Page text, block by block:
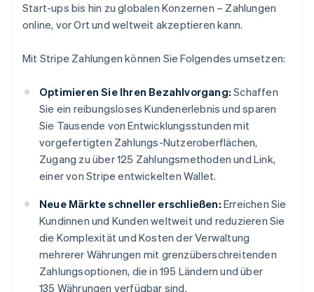
Start-ups bis hin zu globalen Konzernen – Zahlungen
online, vor Ort und weltweit akzeptieren kann.
Mit Stripe Zahlungen können Sie Folgendes umsetzen:
Optimieren Sie Ihren Bezahlvorgang: Schaffen
Sie ein reibungsloses Kundenerlebnis und sparen
Sie Tausende von Entwicklungsstunden mit
vorgefertigten Zahlungs-Nutzeroberflächen,
Zugang zu über 125 Zahlungsmethoden und Link,
einer von Stripe entwickelten Wallet.
Neue Märkte schneller erschließen: Erreichen Sie
Kundinnen und Kunden weltweit und reduzieren Sie
die Komplexität und Kosten der Verwaltung
mehrerer Währungen mit grenzüberschreitenden
Zahlungsoptionen, die in 195 Ländern und über
135 Währungen verfügbar sind.